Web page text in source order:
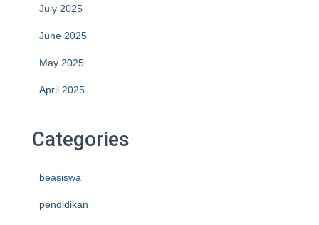
July 2025
June 2025
May 2025
April 2025
Categories
beasiswa
pendidikan